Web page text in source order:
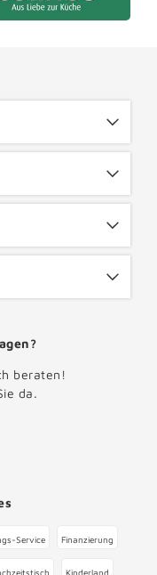
beraten!
da.
Service Finanzierung
Kinderland